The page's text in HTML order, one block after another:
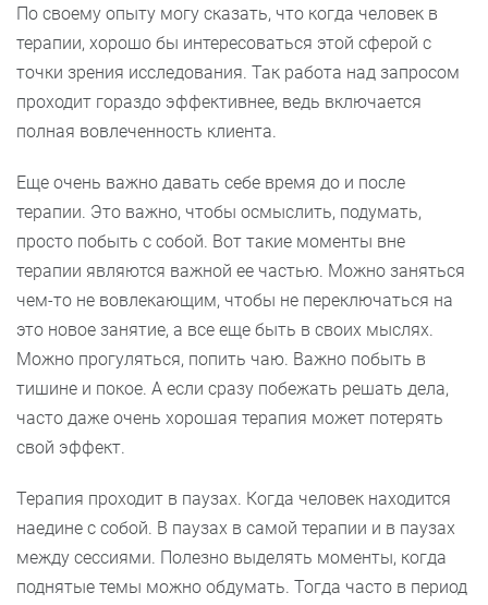
По своему опыту могу сказать, что когда человек в
терапии, хорошо бы интересоваться этой сферой с
точки зрения исследования. Так работа над запросом
проходит гораздо эффективнее, ведь включается
полная вовлеченность клиента.
Еще очень важно давать себе время до и после
терапии. Это важно, чтобы осмыслить, подумать,
просто побыть с собой. Вот такие моменты вне
терапии являются важной ее частью. Можно заняться
чем-то не вовлекающим, чтобы не переключаться на
это новое занятие, а все еще быть в своих мыслях.
Можно прогуляться, попить чаю. Важно побыть в
тишине и покое. А если сразу побежать решать дела,
часто даже очень хорошая терапия может потерять
свой эффект.
Терапия проходит в паузах. Когда человек находится
наедине с собой. В паузах в самой терапии и в паузах
между сессиями. Полезно выделять моменты, когда
поднятые темы можно обдумать. Тогда часто в период